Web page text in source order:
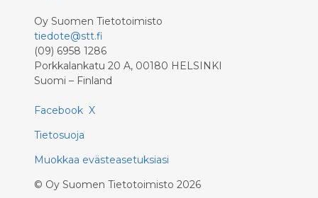
Oy Suomen Tietotoimisto
tiedote@stt.fi
(09) 6958 1286
Porkkalankatu 20 A, 00180 HELSINKI
Suomi – Finland
Facebook X
Tietosuoja
Muokkaa evästeasetuksiasi
© Oy Suomen Tietotoimisto 2026